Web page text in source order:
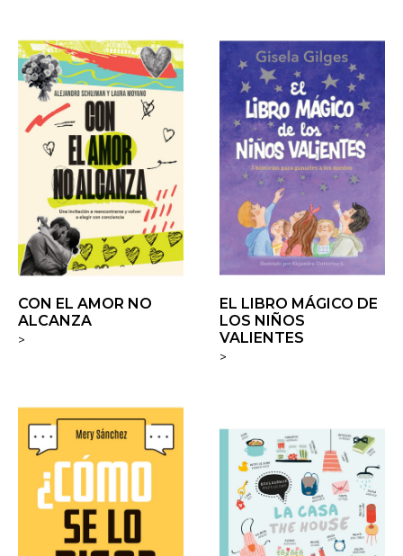
CON EL AMOR NO
ALCANZA
>
EL LIBRO MÁGICO DE
LOS NIÑOS
VALIENTES
>